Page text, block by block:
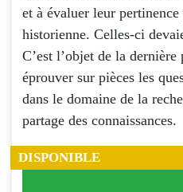
et à évaluer leur
historienne. Celles-ci
C’est l’objet de la
éprouver sur pièces les
dans le domaine de la
partage des connaissances.
DISPONIBLE